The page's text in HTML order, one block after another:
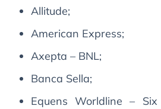
Allitude;
American Express;
Axepta – BNL;
Banca Sella;
Equens Worldline –